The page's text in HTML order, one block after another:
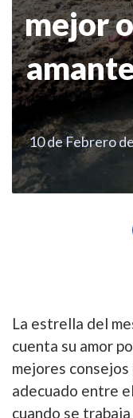
mejor
10 de Febrero
La estrella del
cuenta su amor
mejores
adecuado entre
cuando se